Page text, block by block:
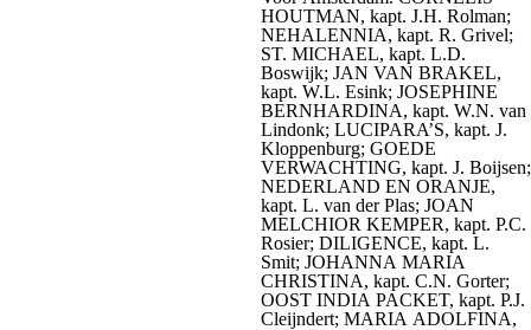
HOUTMAN, kapt. J.H. Rolman;
NEHALENNIA, kapt. R. Grivel;
ST. MICHAEL, kapt. L.D.
Boswijk; JAN VAN BRAKEL,
kapt. W.L. Esink; JOSEPHINE
BERNHARDINA, kapt. W.N. van
Lindonk; LUCIPARA’S, kapt. J.
Kloppenburg; GOEDE
VERWACHTING, kapt. J. Boijsen;
NEDERLAND EN ORANJE,
kapt. L. van der Plas; JOAN
MELCHIOR KEMPER, kapt. P.C.
Rosier; DILIGENCE, kapt. L.
Smit; JOHANNA MARIA
CHRISTINA, kapt. C.N. Gorter;
OOST INDIA PACKET, kapt. P.J.
Cleijndert; MARIA ADOLFINA,